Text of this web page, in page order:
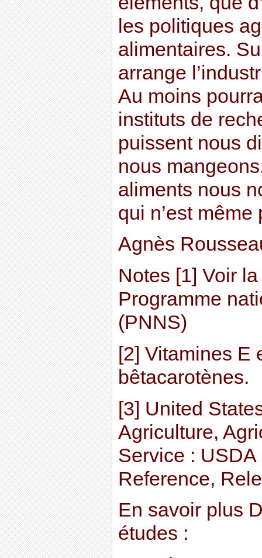
les politiques
alimentaires.
arrange
Au moins
instituts de
puissent nous
nous
aliments nous
qui n’est même
Agnès
Notes [1] Voir
Programme
(PNNS)
[2] Vitamines E
bêtacarotènes.
[3] United
Agriculture,
Service :
Reference,
En savoir plus
études :